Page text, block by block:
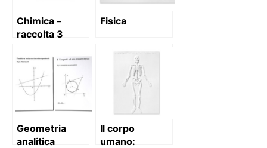
Chimica –
raccolta 3
Fisica
Geometria
analitica
Il corpo
umano: